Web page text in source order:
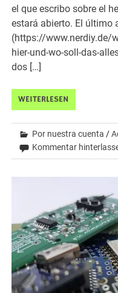
el que escribo sobre el
estará abierto. El último
(https://www.nerdiy.de/
hier-und-wo-soll-das-
dos […]
WEITERLESEN
Por nuestra cuenta /
Kommentar